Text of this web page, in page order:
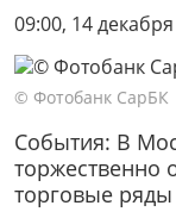
09:00, 14
© Фотобанк СарБК
События: В
торжественно
торговые